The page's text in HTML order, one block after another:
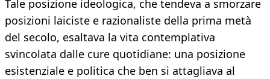
Tale posizione ideologica, che tendeva a smorzare
posizioni laiciste e razionaliste della prima metà
del secolo, esaltava la vita contemplativa
svincolata dalle cure quotidiane: una posizione
esistenziale e politica che ben si attagliava al